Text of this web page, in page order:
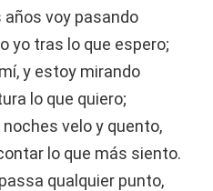
años voy pasando
yo tras lo que espero;
y estoy mirando
lo que quiero;
velo y quento,
lo que más siento.
qualquier punto,